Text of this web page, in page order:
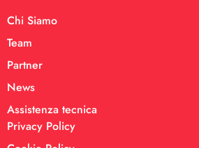
Chi Siamo
Team
Partner
News
Assistenza tecnica
Privacy Policy